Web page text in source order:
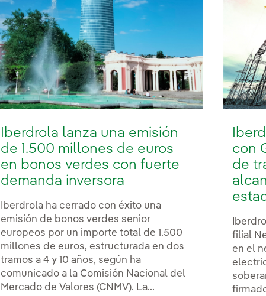
Iberdrola lanza una emisión
de 1.500 millones de euros
en bonos verdes con fuerte
demanda inversora
Iberdrola ha cerrado con éxito una
emisión de bonos verdes senior
europeos por un importe total de 1.500
millones de euros, estructurada en dos
tramos a 4 y 10 años, según ha
comunicado a la Comisión Nacional del
Mercado de Valores (CNMV). La...
con
de
filial
en el